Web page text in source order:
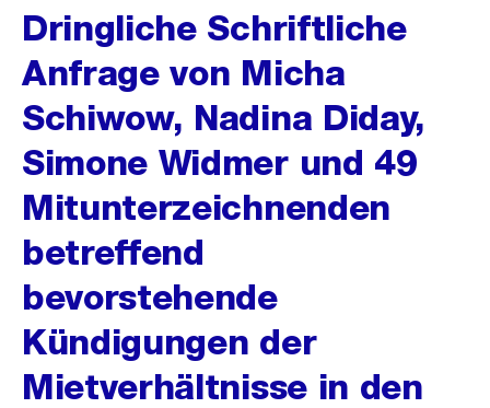
Dringliche Schriftliche
Anfrage von Micha
Schiwow, Nadina Diday,
Simone Widmer und 49
Mitunterzeichnenden
betreffend
bevorstehende
Kündigungen der
Mietverhältnisse in den